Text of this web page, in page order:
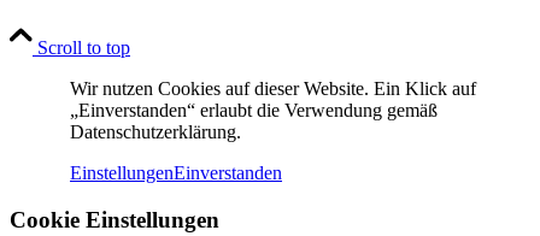
Scroll to top
Wir nutzen Cookies auf dieser Website. Ein Klick auf
„Einverstanden“ erlaubt die Verwendung gemäß
Datenschutzerklärung.
EinstellungenEinverstanden
Cookie Einstellungen